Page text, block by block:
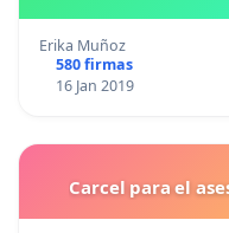
Erika Muñoz
580 firmas
16 Jan 2019
Carcel para el